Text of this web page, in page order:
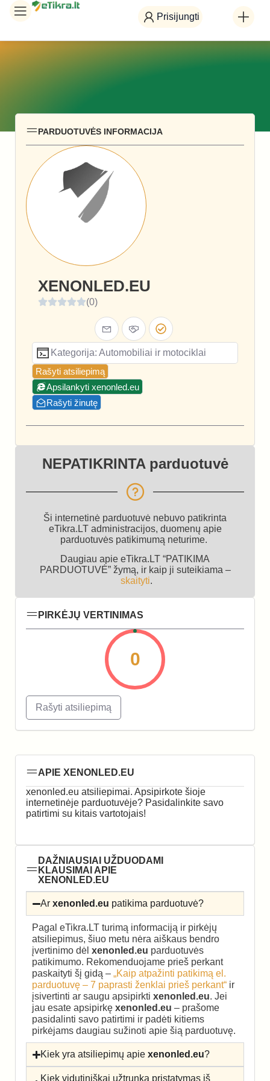
Prisijungti
PARDUOTUVĖS INFORMACIJA
XENONLED.EU
(0)
Kategorija: Automobiliai ir motociklai
Rašyti atsiliepimą
Apsilankyti xenonled.eu
Rašyti žinutę
NEPATIKRINTA parduotuvė
Ši internetinė parduotuvė nebuvo patikrinta
eTikra.LT administracijos, duomenų apie
parduotuvės patikimumą neturime.
Daugiau apie eTikra.LT “PATIKIMA
PARDUOTUVĖ” žymą, ir kaip ji suteikiama –
skaityti.
PIRKĖJŲ VERTINIMAS
0
Rašyti atsiliepimą
APIE XENONLED.EU
xenonled.eu atsiliepimai. Apsipirkote šioje
internetinėje parduotuvėje? Pasidalinkite savo
patirtimi su kitais vartotojais!
DAŽNIAUSIAI UŽDUODAMI
KLAUSIMAI APIE
XENONLED.EU
Arxenonled.eu patikima parduotuvė?
Pagal eTikra.LT turimą informaciją ir pirkėjų
atsiliepimus, šiuo metu nėra aiškaus bendro
įvertinimo dėl xenonled.eu parduotuvės
patikimumo. Rekomenduojame prieš perkant
paskaityti šį gidą – „Kaip atpažinti patikimą el.
parduotuvę – 7 paprasti ženklai prieš perkant“ ir
įsivertinti ar saugu apsipirkti xenonled.eu. Jei
jau esate apsipirkę xenonled.eu – prašome
pasidalinti savo patirtimi ir padėti kitiems
pirkėjams daugiau sužinoti apie šią parduotuvę.
Kiek yra atsiliepimų apiexenonled.eu?
Kiek vidutiniškai užtrunka pristatymas iš